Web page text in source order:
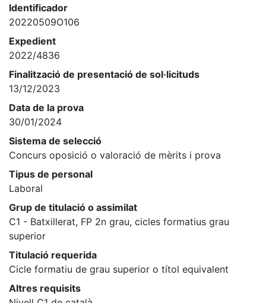
Identificador
20220509O106
Expedient
2022/4836
Finalització de presentació de sol·licituds
13/12/2023
Data de la prova
30/01/2024
Sistema de selecció
Concurs oposició o valoració de mèrits i prova
Tipus de personal
Laboral
Grup de titulació o assimilat
C1 - Batxillerat, FP 2n grau, cicles formatius grau
superior
Titulació requerida
Cicle formatiu de grau superior o títol equivalent
Altres requisits